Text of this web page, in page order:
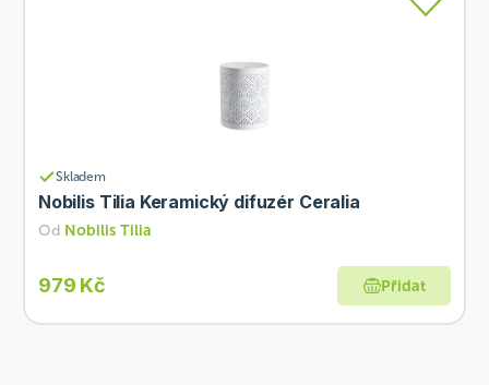
Skladem
Nobilis Tilia Keramický difuzér Ceralia
Od Nobilis Tilia
979 Kč Přidat